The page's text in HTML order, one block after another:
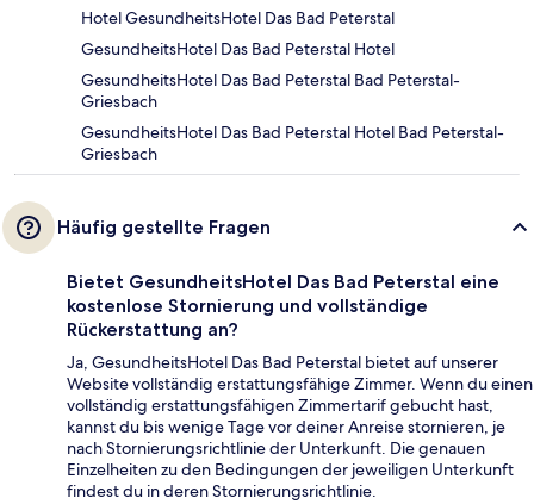
Hotel GesundheitsHotel Das Bad Peterstal
GesundheitsHotel Das Bad Peterstal Hotel
GesundheitsHotel Das Bad Peterstal Bad Peterstal-
Griesbach
GesundheitsHotel Das Bad Peterstal Hotel Bad Peterstal-
Griesbach
Häufig gestellte Fragen
Bietet GesundheitsHotel Das Bad Peterstal eine
kostenlose Stornierung und vollständige
Rückerstattung an?
Ja, GesundheitsHotel Das Bad Peterstal bietet auf unserer
Website vollständig erstattungsfähige Zimmer. Wenn du einen
vollständig erstattungsfähigen Zimmertarif gebucht hast,
kannst du bis wenige Tage vor deiner Anreise stornieren, je
nach Stornierungsrichtlinie der Unterkunft. Die genauen
Einzelheiten zu den Bedingungen der jeweiligen Unterkunft
findest du in deren Stornierungsrichtlinie.